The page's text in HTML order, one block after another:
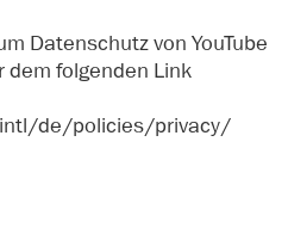
Datenschutz von YouTube
dem folgenden Link
de/policies/privacy/